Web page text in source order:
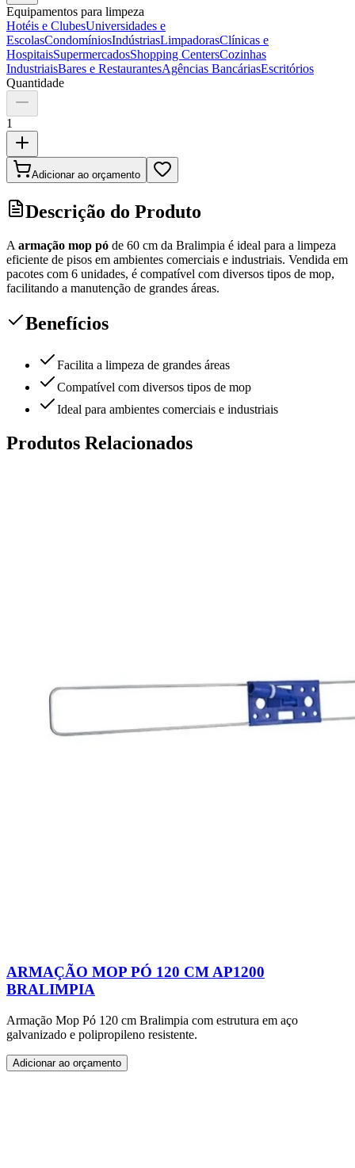
Equipamentos para limpeza
Hotéis e ClubesUniversidades e
EscolasCondomíniosIndústriasLimpadorasClínicas e
HospitaisSupermercadosShopping CentersCozinhas
IndustriaisBares e RestaurantesAgências BancáriasEscritórios
Quantidade
1
Adicionar ao orçamento
Descrição do Produto
A armação mop pó de 60 cm da Bralimpia é ideal para a limpeza
eficiente de pisos em ambientes comerciais e industriais. Vendida em
pacotes com 6 unidades, é compatível com diversos tipos de mop,
facilitando a manutenção de grandes áreas.
Benefícios
Facilita a limpeza de grandes áreas
Compatível com diversos tipos de mop
Ideal para ambientes comerciais e industriais
Produtos Relacionados
ARMAÇÃO MOP PÓ 120 CM AP1200
BRALIMPIA
Armação Mop Pó 120 cm Bralimpia com estrutura em aço
galvanizado e polipropileno resistente.
Adicionar ao orçamento